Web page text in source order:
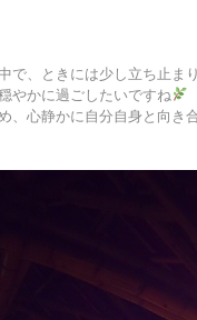
で、ときには少し立ち止ま
やかに過ごしたいですね
、心静かに自分自身と向き